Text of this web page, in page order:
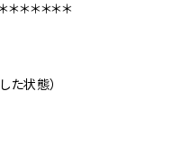
＊＊＊＊＊＊
態）